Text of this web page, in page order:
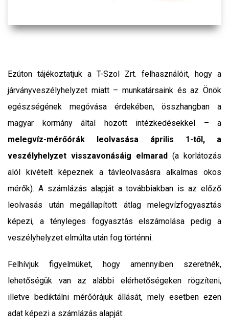
Ezúton tájékoztatjuk a T-Szol Zrt. felhasználóit, hogy a
járványveszélyhelyzet miatt – munkatársaink és az Önök
egészségének megóvása érdekében, összhangban a
magyar kormány által hozott intézkedésekkel – a
melegvíz-mérőórák leolvasása április 1-től, a
veszélyhelyzet visszavonásáig elmarad (a korlátozás
alól kivételt képeznek a távleolvasásra alkalmas okos
mérők). A számlázás alapját a továbbiakban is az előző
leolvasás után megállapított átlag melegvízfogyasztás
képezi, a tényleges fogyasztás elszámolása pedig a
veszélyhelyzet elmúlta után fog történni.
Felhívjuk figyelmüket, hogy amennyiben szeretnék,
lehetőségük van az alábbi elérhetőségeken rögzíteni,
illetve bediktálni mérőórájuk állását, mely esetben ezen
adat képezi a számlázás alapját: